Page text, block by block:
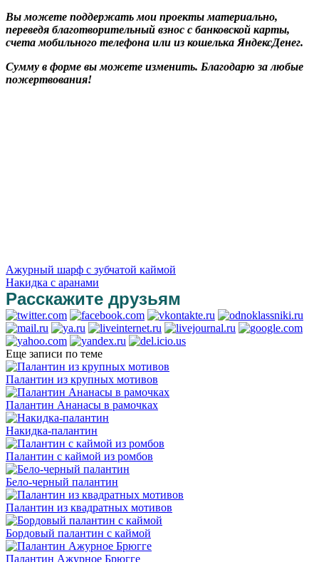
Вы можете поддержать мои проекты материально,
переведя благотворительный взнос с банковской карты,
счета мобильного телефона или из кошелька ЯндексДенег.
Сумму в форме вы можете изменить. Благодарю за любые
пожертвования!
Ажурный шарф с зубчатой каймой
Накидка с аранами
Расскажите друзьям
Еще записи по теме
Палантин из крупных мотивов
Палантин Ананасы в рамочках
Накидка-палантин
Палантин с каймой из ромбов
Бело-черный палантин
Палантин из квадратных мотивов
Бордовый палантин с каймой
Палантин Ажурное Брюгге